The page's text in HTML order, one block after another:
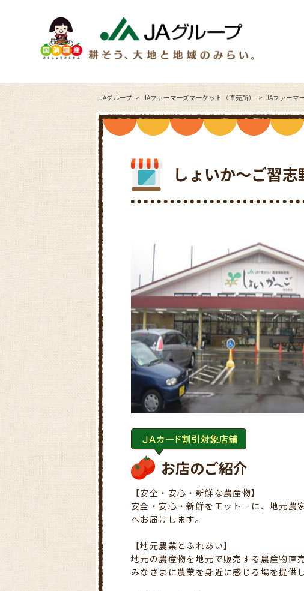
JAグループ JAファーマーズマーケット（直売所） JAファーマ
しょいか～ご習志
お店のご紹介
【安全・安心・新鮮な農産物】
安全・安心・新鮮をモットーに、地元農
へお届けします。
【地元農業とふれあい】
地元の農産物を地元で販売する農産物直
みなさまに農業を身近に感じる場を提供し